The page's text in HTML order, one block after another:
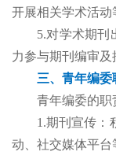
开展相关学术活动
5.对学术期刊
力参与期刊编审及
三、青年编委
青年编委的职
1.期刊宣传：
动、社交媒体平台